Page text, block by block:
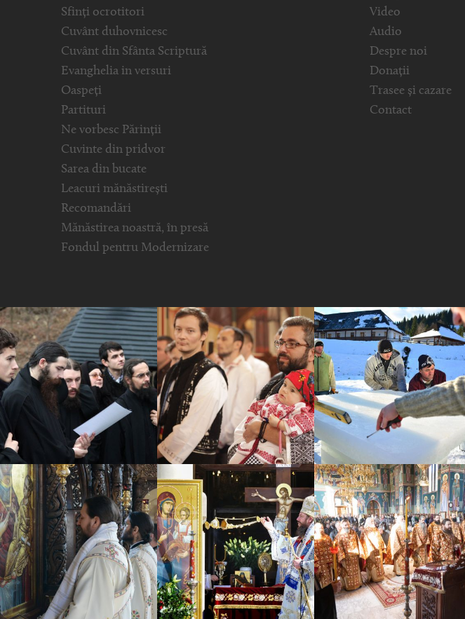
Sfinți ocrotitori
Cuvânt duhovnicesc
Cuvânt din Sfânta Scriptură
Evanghelia in versuri
Oaspeți
Partituri
Ne vorbesc Părinții
Cuvinte din pridvor
Sarea din bucate
Leacuri mănăstirești
Recomandări
Mănăstirea noastră, în presă
Fondul pentru Modernizare
Video
Audio
Despre noi
Donații
Trasee și cazare
Contact